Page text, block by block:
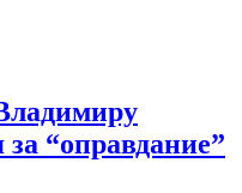
“оправдание”